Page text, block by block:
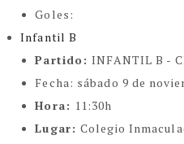
Goles:
Infantil B
Partido:INFANTIL B -
Fecha: sábado 9 de
Hora: 11:30h
Lugar:Colegio